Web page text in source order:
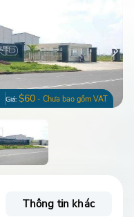
Giá: $60 - Chưa bao gồm VAT
Thông tin khác